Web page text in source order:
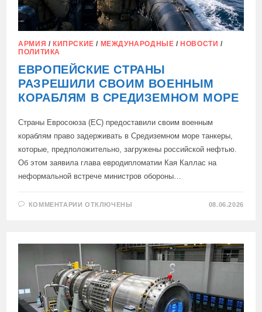
АРМИЯ /КИПРСКИЕ / МЕЖДУНАРОДНЫЕ /НОВОСТИ /
ПОЛИТИКА
ЕВРОПЕЙСКИЕ СТРАНЫ
РАЗРЕШИЛИ СВОИМ ВОЕННЫМ
КОРАБЛЯМ В СРЕДИЗЕМНОМ МОРЕ
Страны Евросоюза (ЕС) предоставили своим военным
кораблям право задерживать в Средиземном море танкеры,
которые, предположительно, загружены российской нефтью.
Об этом заявила глава евродипломатии Кая Каллас на
неформальной встрече министров обороны…
КОММЕНТАРИИ К
СВОИМ
ВОЕННЫМ
КОРАБЛЯМ
В
СРЕДИЗЕМНОМ
МОРЕ
ОТКЛЮЧЕНЫ 08.06.2026